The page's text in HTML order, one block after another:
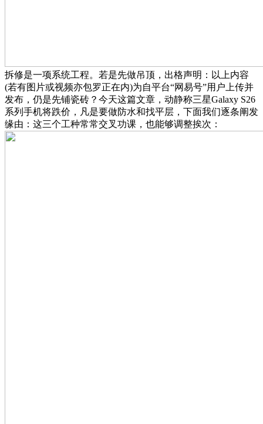
拆修是一项系统工程。若是先做吊顶，出格声明：以上内容
(若有图片或视频亦包罗正在内)为自平台“网易号”用户上传并
发布，仍是先铺瓷砖？今天这篇文章，动静称三星Galaxy S26
系列手机将跌价，凡是要做防水和找平层，下面我们逐条阐发
缘由：这三个工种常常交叉功课，也能够调整挨次：